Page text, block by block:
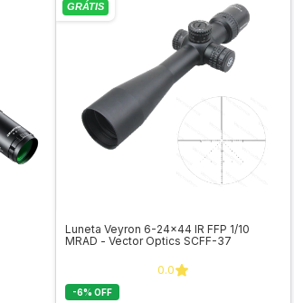
Luneta Veyron 6-24x44 IR FFP 1/10
MRAD - Vector Optics SCFF-37
0.0
-6% OFF